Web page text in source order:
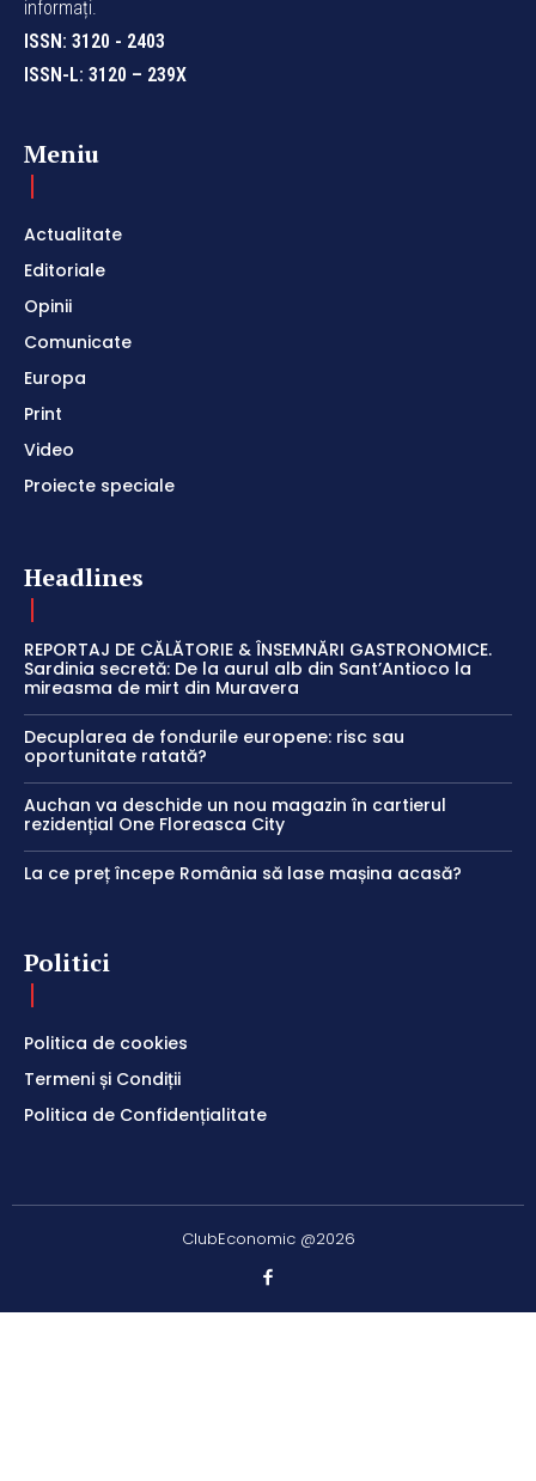
informați.
ISSN: 3120 - 2403
ISSN-L: 3120 – 239X
Meniu
Actualitate
Editoriale
Opinii
Comunicate
Europa
Print
Video
Proiecte speciale
Headlines
REPORTAJ DE CĂLĂTORIE & ÎNSEMNĂRI GASTRONOMICE.
Sardinia secretă: De la aurul alb din Sant’Antioco la
mireasma de mirt din Muravera
Decuplarea de fondurile europene: risc sau
oportunitate ratată?
Auchan va deschide un nou magazin în cartierul
rezidențial One Floreasca City
La ce preț începe România să lase mașina acasă?
Politici
Politica de cookies
Termeni și Condiții
Politica de Confidențialitate
ClubEconomic @2026